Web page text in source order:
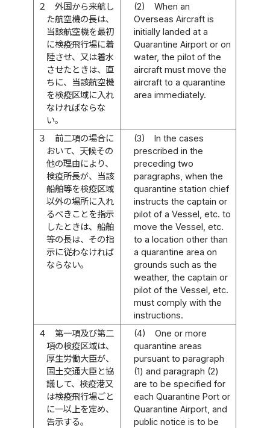
２
外国から来航し
た航空機の長は、
当該航空機を最初
に検疫飛行場に着
陸させ、又は着水
させたときは、直
ちに、当該航空機
を検疫区域に入れ
なければならな
い。
(2)
When an
Overseas Aircraft is
initially landed at a
Quarantine Airport or on
water, the pilot of the
aircraft must move the
aircraft to a quarantine
area immediately.
３
前二項の場合に
おいて、天候その
他の理由により、
検疫所長が、当該
船舶等を検疫区域
以外の場所に入れ
るべきことを指示
したときは、船舶
等の長は、その指
示に従わなければ
ならない。
(3)
In the cases
prescribed in the
preceding two
paragraphs, when the
quarantine station chief
instructs the captain or
pilot of a Vessel, etc. to
move the Vessel, etc.
to a location other than
a quarantine area on
grounds such as the
weather, the captain or
pilot of the Vessel, etc.
must comply with the
instructions.
４
第一項及び第二
項の検疫区域は、
厚生労働大臣が、
国土交通大臣と協
議して、検疫港又
は検疫飛行場ごと
に一以上を定め、
告示する。
(4)
One or more
quarantine areas
pursuant to paragraph
(1) and paragraph (2)
are to be specified for
each Quarantine Port or
Quarantine Airport, and
public notice is to be